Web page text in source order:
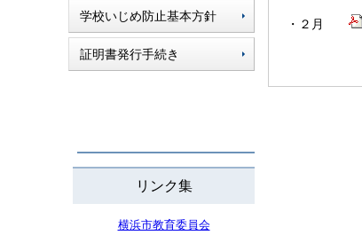
学校いじめ防止基本方針
証明書発行手続き
リンク集
横浜市教育委員会
・２月